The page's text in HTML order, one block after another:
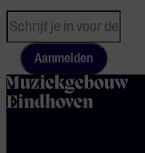
Aanmelden